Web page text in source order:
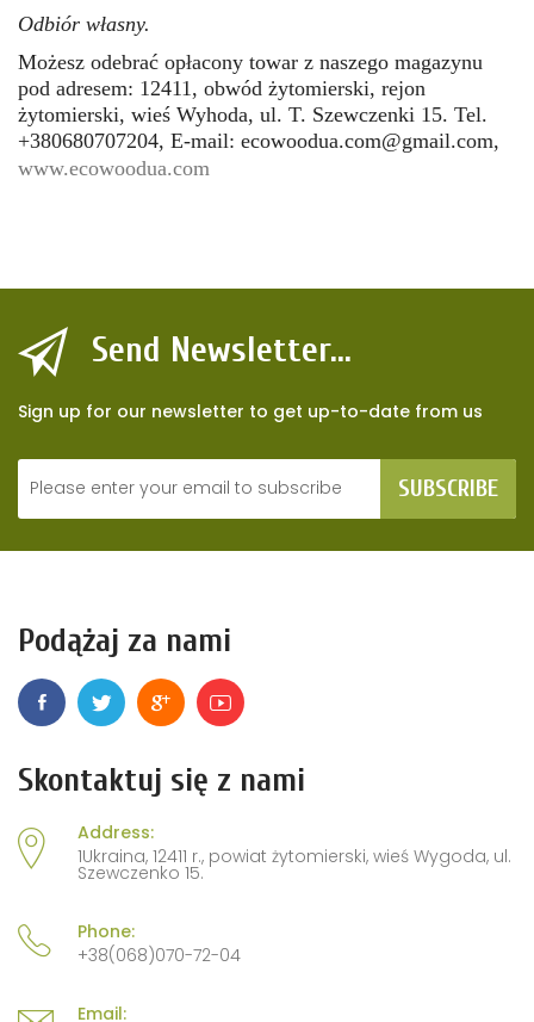
Odbiór własny.
Możesz odebrać opłacony towar z naszego magazynu
pod adresem: 12411, obwód żytomierski, rejon
żytomierski, wieś Wyhoda, ul. T. Szewczenki 15. Tel.
+380680707204, E-mail: ecowoodua.com@gmail.com,
www.ecowoodua.com
Send Newsletter...
Sign up for our newsletter to get up-to-date from us
SUBSCRIBE
Podążaj za nami
Skontaktuj się z nami
Address:
1Ukraina, 12411 r., powiat żytomierski, wieś Wygoda, ul.
Szewczenko 15.
Phone:
+38(068)070-72-04
Email: